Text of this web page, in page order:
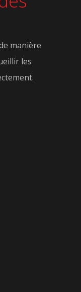
manière
les